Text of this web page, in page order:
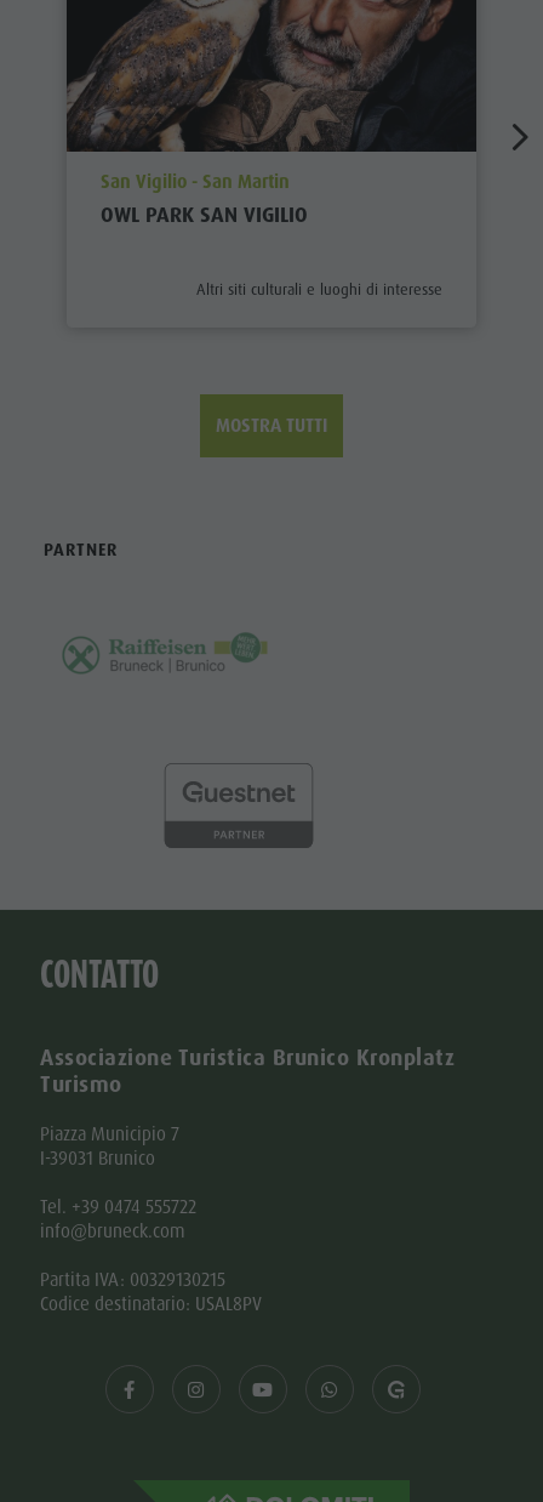
aria.poi_location_prefix
San Vigilio - San Martin
OWL PARK SAN VIGILIO
aria.poi_category_prefix
Altri siti culturali e luoghi di interesse
MOSTRA TUTTI
PARTNER
CONTATTO
Associazione Turistica Brunico Kronplatz
Turismo
Piazza Municipio 7
I-39031 Brunico
Tel. +39 0474 555722
info@bruneck.com
Partita IVA: 00329130215
Codice destinatario: USAL8PV